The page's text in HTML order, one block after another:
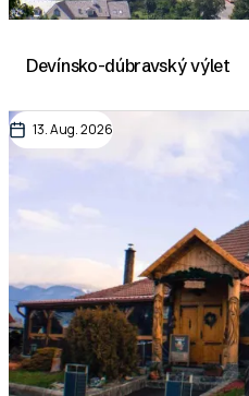
Devínsko-dúbravský výlet
13. Aug. 2026